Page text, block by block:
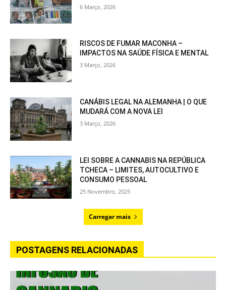
6 Março, 2026
RISCOS DE FUMAR MACONHA –
IMPACTOS NA SAÚDE FÍSICA E MENTAL
3 Março, 2026
CANÁBIS LEGAL NA ALEMANHA | O QUE
MUDARÁ COM A NOVA LEI
3 Março, 2026
LEI SOBRE A CANNABIS NA REPÚBLICA
TCHECA – LIMITES, AUTOCULTIVO E
CONSUMO PESSOAL
25 Novembro, 2025
Carregar mais
POSTAGENS RELACIONADAS